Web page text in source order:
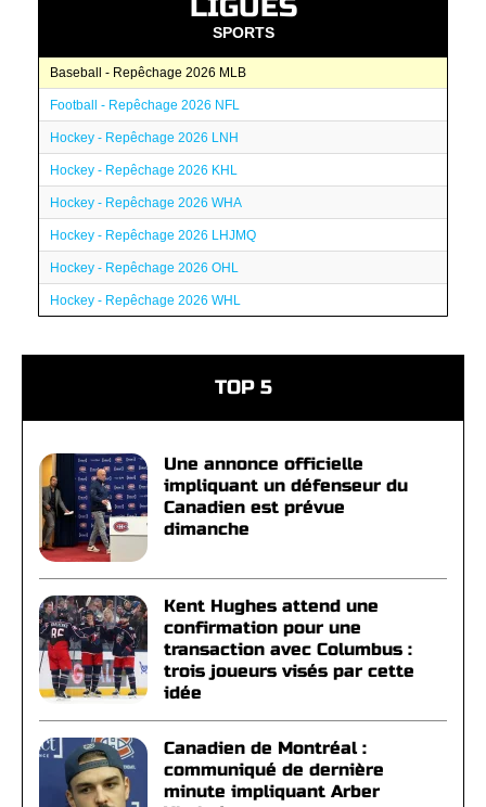
LIGUES
SPORTS
Baseball - Repêchage 2026 MLB
Football - Repêchage 2026 NFL
Hockey - Repêchage 2026 LNH
Hockey - Repêchage 2026 KHL
Hockey - Repêchage 2026 WHA
Hockey - Repêchage 2026 LHJMQ
Hockey - Repêchage 2026 OHL
Hockey - Repêchage 2026 WHL
TOP 5
Une annonce officielle
impliquant un défenseur du
Canadien est prévue
dimanche
Kent Hughes attend une
confirmation pour une
transaction avec Columbus :
trois joueurs visés par cette
idée
Canadien de Montréal :
communiqué de dernière
minute impliquant Arber